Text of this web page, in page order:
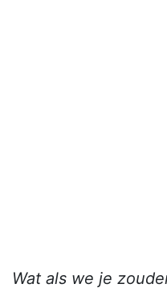
Wat als we je